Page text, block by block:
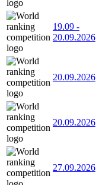
19.09 -
20.09.2026
20.09.2026
20.09.2026
27.09.2026